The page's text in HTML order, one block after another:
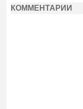
КОММЕНТАРИИ